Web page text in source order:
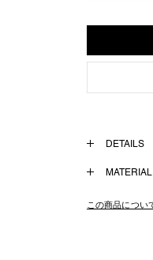
DETAILS
撥水ワッシャ
深すぎず浅す
MATERIAL
この商品につい